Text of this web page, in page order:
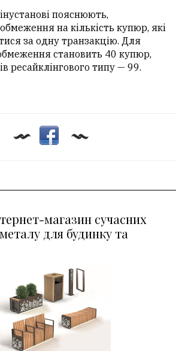
пояснюють,
на кількість купюр, які
за одну транзакцію. Для
становить 40 купюр,
ресайклінгового типу — 99.
магазин сучасних
для будинку та